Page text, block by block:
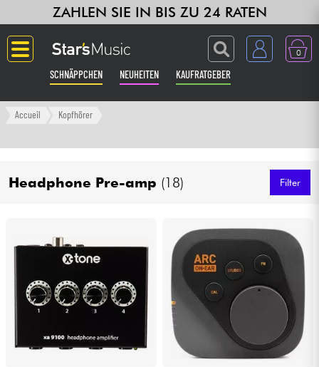
ZAHLEN SIE IN BIS ZU 24 RATEN
0
SCHNÄPPCHEN NEUHEITEN KAUFRATGEBER
Langue
Verstärker & Effekte
Synths & samplers
Studio
Kopfhörer
Accueil Kopfhörer
Headphone Pre-amp (18) Filter